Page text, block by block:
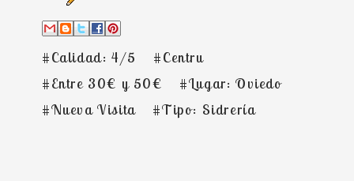
#Calidad: 4/5
#Centru
#Entre 30€ y 50€
#Lugar: Oviedo
#Nueva Visita
#Tipo: Sidrería